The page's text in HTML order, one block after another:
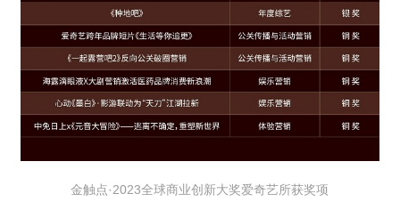
金触点·2023全球商业创新大奖爱奇艺所获奖项